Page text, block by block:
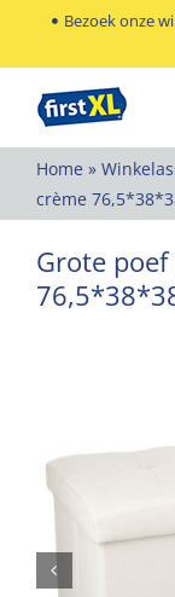
Bezoek onze
Home »
crème
Grote